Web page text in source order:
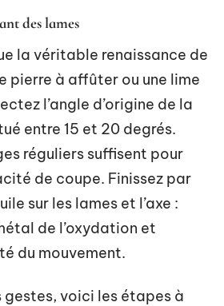
des lames
la véritable renaissance de
pierre à affûter ou une lime
l’angle d’origine de la
entre 15 et 20 degrés.
réguliers suffisent pour
de coupe. Finissez par
sur les lames et l’axe :
de l’oxydation et
du mouvement.
voici les étapes à